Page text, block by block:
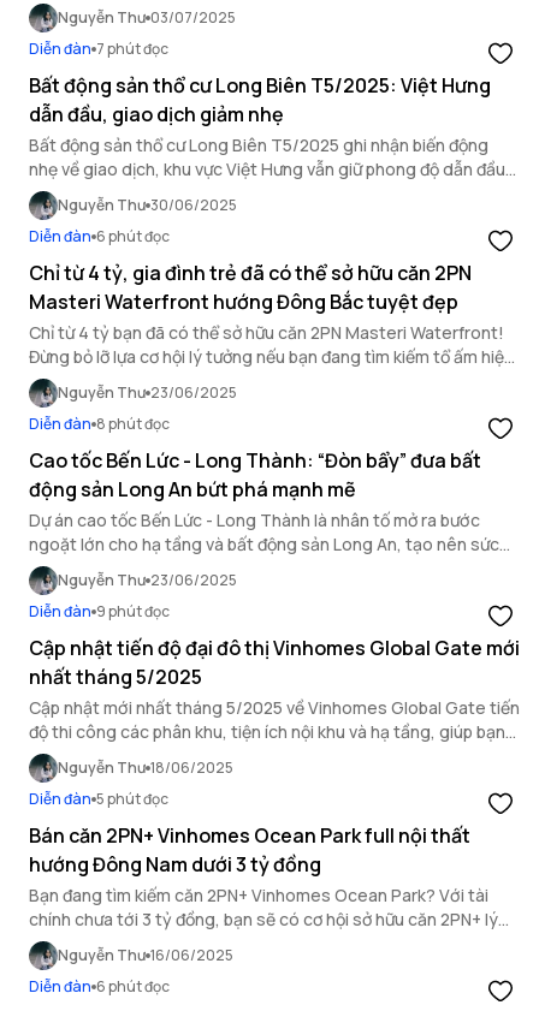
Sakura đang trở thành tâm điểm đầu tư mới.
Nguyễn Thư 03/07/2025
Diễn đàn 7 phút đọc
Bất động sản thổ cư Long Biên T5/2025: Việt Hưng
dẫn đầu, giao dịch giảm nhẹ
Bất động sản thổ cư Long Biên T5/2025 ghi nhận biến động
nhẹ về giao dịch, khu vực Việt Hưng vẫn giữ phong độ dẫn đầu
nhờ vị trí đẹp và nhu cầu nhà đất ổn định.
Nguyễn Thư 30/06/2025
Diễn đàn 6 phút đọc
Chỉ từ 4 tỷ, gia đình trẻ đã có thể sở hữu căn 2PN
Masteri Waterfront hướng Đông Bắc tuyệt đẹp
Chỉ từ 4 tỷ bạn đã có thể sở hữu căn 2PN Masteri Waterfront!
Đừng bỏ lỡ lựa cơ hội lý tưởng nếu bạn đang tìm kiếm tổ ấm hiện
đại tại tòa M2 Masteri Waterfront.
Nguyễn Thư 23/06/2025
Diễn đàn 8 phút đọc
Cao tốc Bến Lức - Long Thành: “Đòn bẩy” đưa bất
động sản Long An bứt phá mạnh mẽ
Dự án cao tốc Bến Lức - Long Thành là nhân tố mở ra bước
ngoặt lớn cho hạ tầng và bất động sản Long An, tạo nên sức
hút mạnh mẽ với các nhà đầu tư.
Nguyễn Thư 23/06/2025
Diễn đàn 9 phút đọc
Cập nhật tiến độ đại đô thị Vinhomes Global Gate mới
nhất tháng 5/2025
Cập nhật mới nhất tháng 5/2025 về Vinhomes Global Gate tiến
độ thi công các phân khu, tiện ích nội khu và hạ tầng, giúp bạn
hiểu rõ hơn về đại đô thị này.
Nguyễn Thư 18/06/2025
Diễn đàn 5 phút đọc
Bán căn 2PN+ Vinhomes Ocean Park full nội thất
hướng Đông Nam dưới 3 tỷ đồng
Bạn đang tìm kiếm căn 2PN+ Vinhomes Ocean Park? Với tài
chính chưa tới 3 tỷ đồng, bạn sẽ có cơ hội sở hữu căn 2PN+ lý
tưởng tại tòa S2.01 Vinhomes Ocean Park.
Nguyễn Thư 16/06/2025
Diễn đàn 6 phút đọc